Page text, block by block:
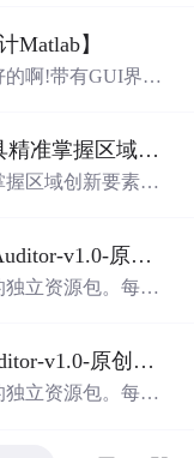
进行轴转
通过3DMax的轴
Matlab】
的啊!带有GUI界
容易使用。你只
准确的识别结
会喜欢它的！
如何通过区域科技创新分析工具精准掌握区域创新要素分布与产业链融合现状？.docx
区域创新要素分
Visual-Workflow-Orphan-Node-Auditor-v1.0-原创源码与文档.zip
立资源包。每个
及原创与授
test验证算法，
Cypress-Flaky-Test-Evidence-Auditor-v1.0-原创源码与文档.zip
立资源包。每个